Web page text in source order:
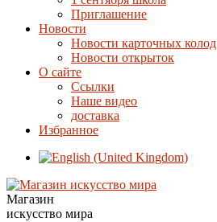
Приглашение
Новости
Новости карточных колод
Новости открыток
О сайте
Ссылки
Наше видео
доставка
Избранное
Магазин
искусство мира